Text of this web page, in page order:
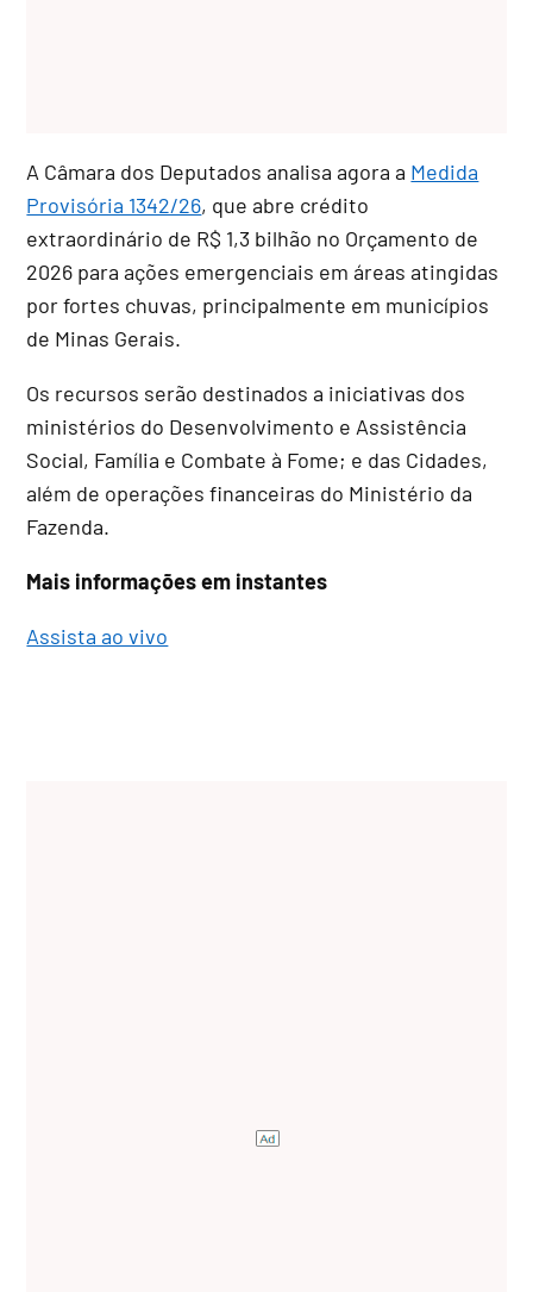
A Câmara dos Deputados analisa agora a Medida
Provisória 1342/26, que abre crédito
extraordinário de R$ 1,3 bilhão no Orçamento de
2026 para ações emergenciais em áreas atingidas
por fortes chuvas, principalmente em municípios
de Minas Gerais.
Os recursos serão destinados a iniciativas dos
ministérios do Desenvolvimento e Assistência
Social, Família e Combate à Fome; e das Cidades,
além de operações financeiras do Ministério da
Fazenda.
Mais informações em instantes
Assista ao vivo